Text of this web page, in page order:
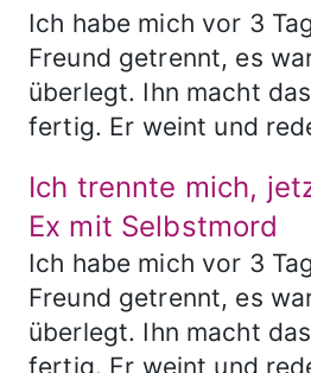
Ich habe mich vor 3
Freund getrennt, es
überlegt. Ihn macht
fertig. Er weint und
Ich trennte mich,
Ex mit Selbstmord
Ich habe mich vor 3
Freund getrennt, es
überlegt. Ihn macht
fertig. Er weint und